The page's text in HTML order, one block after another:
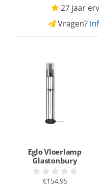
27 jaar
Vragen?
Eglo Vloerlamp
Glastonbury
€154,95